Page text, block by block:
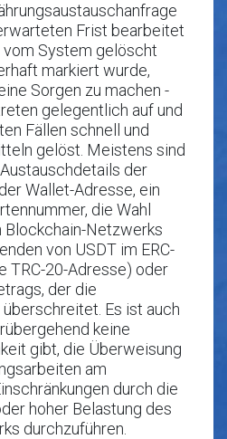
Frist bearbeitet
System gelöscht
markiert wurde,
Sorgen zu machen -
gelegentlich auf und
Fällen schnell und
gelöst. Meistens sind
der
Wallet-Adresse, ein
die Wahl
Blockchain-Netzwerks
von USDT im ERC-
TRC-20-Adresse) oder
der die
Es ist auch
keine
gibt, die Überweisung
am
durch die
hoher Belastung des
durchzuführen.